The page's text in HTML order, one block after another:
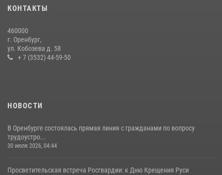
14 июля 2026, 10:43
проведён рейд по строительным объектам
23 июля 2026, 10:47
КОНТАКТЫ
460000
г. Оренбург,
ул. Кобозева д. 58
+ 7 (3532) 44-59-50
НОВОСТИ
В Оренбурге состоялась прямая линия с гражданами по вопросу
трудоустро...
30 июля 2026, 04:44
Просветительская встреча Росгвардии: к Дню Крещения Руси